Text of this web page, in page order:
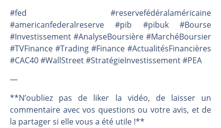
#fed #reservefédéralaméricaine
#americanfederalreserve #pib #pibuk #Bourse
#Investissement #AnalyseBoursière #MarchéBoursier
#TVFinance #Trading #Finance #ActualitésFinancières
#CAC40 #WallStreet #StratégieInvestissement #PEA
—
**N’oubliez pas de liker la vidéo, de laisser un
commentaire avec vos questions ou votre avis, et de
la partager si elle vous a été utile !**